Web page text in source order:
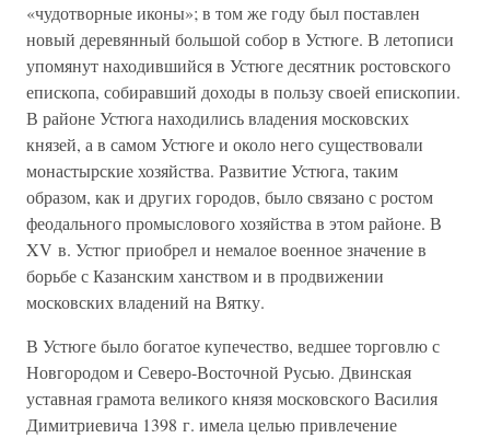
«чудотворные иконы»; в том же году был поставлен
новый деревянный большой собор в Устюге. В летописи
упомянут находившийся в Устюге десятник ростовского
епископа, собиравший доходы в пользу своей епископии.
В районе Устюга находились владения московских
князей, а в самом Устюге и около него существовали
монастырские хозяйства. Развитие Устюга, таким
образом, как и других городов, было связано с ростом
феодального промыслового хозяйства в этом районе. В
XV в. Устюг приобрел и немалое военное значение в
борьбе с Казанским ханством и в продвижении
московских владений на Вятку.
В Устюге было богатое купечество, ведшее торговлю с
Новгородом и Северо-Восточной Русью. Двинская
уставная грамота великого князя московского Василия
Димитриевича 1398 г. имела целью привлечение